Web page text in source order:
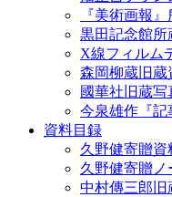
『美術画報
黒田記念館所
X線フィルム
森岡柳蔵旧蔵
國華社旧蔵
今泉雄作『記
資料目録
久野健寄贈資
久野健寄贈ノ
中村傳三郎旧